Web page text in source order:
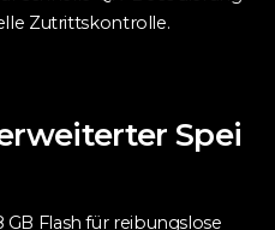
Zutrittskontrolle.
Spei
Flash für reibungslose